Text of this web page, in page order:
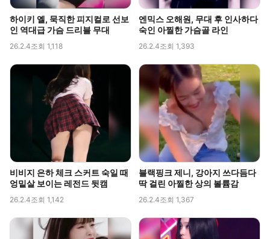
하이키 옐, 묵직한 피지컬로 선보
인 역대급 가슴 드리블 무대
26.2.4조회 1,118
엔믹스 오해원, 무대 후 인사하다
숙인 아찔한 가슴골 라인
26.2.4조회 1,393
비비지 은하 체크 스커트 숙일 때
엉밑살 보이는 레전드 뒷캠
26.2.4조회 1,142
블랙핑크 제니, 강아지 쓰다듬다
딱 걸린 아찔한 상의 볼륨감
26.2.4조회 1,367